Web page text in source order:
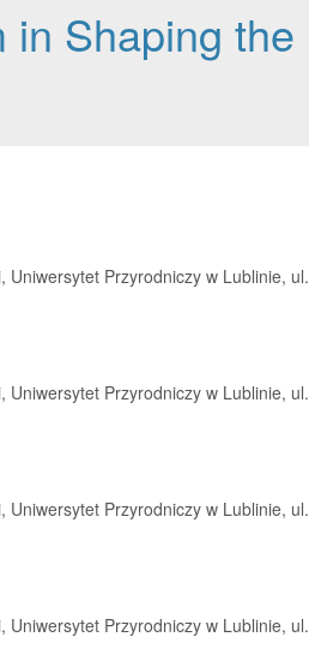
in Shaping the
Uniwersytet Przyrodniczy w Lublinie, ul.
Uniwersytet Przyrodniczy w Lublinie, ul.
Uniwersytet Przyrodniczy w Lublinie, ul.
Uniwersytet Przyrodniczy w Lublinie, ul.